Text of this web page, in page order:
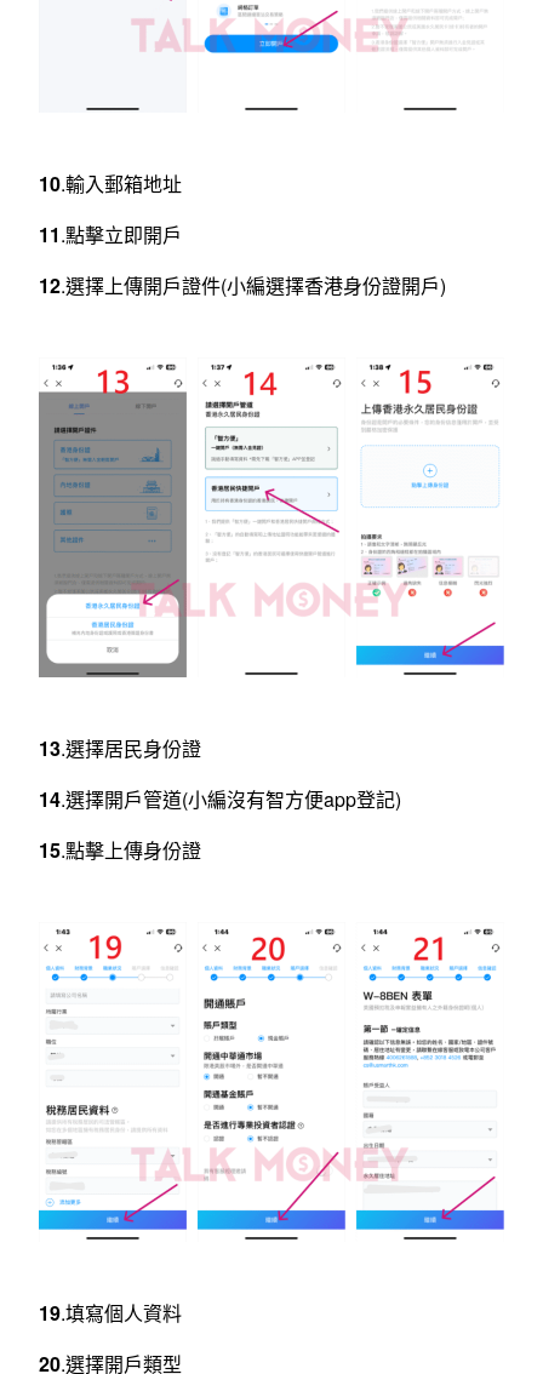
10.輸入郵箱地址
11.點擊立即開戶
12.選擇上傳開戶證件(小編選擇香港身份證開戶)
13.選擇居民身份證
14.選擇開戶管道(小編沒有智方便app登記)
15.點擊上傳身份證
19.填寫個人資料
20.選擇開戶類型